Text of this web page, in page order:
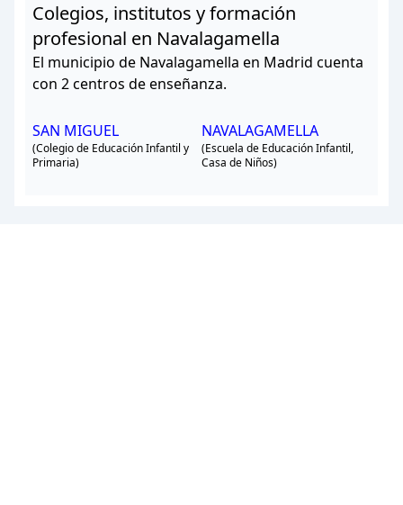
Colegios, institutos y formación
profesional en Navalagamella
El municipio de Navalagamella en Madrid cuenta
con 2 centros de enseñanza.
SAN MIGUEL
(Colegio de Educación Infantil y
Primaria)
NAVALAGAMELLA
(Escuela de Educación Infantil,
Casa de Niños)